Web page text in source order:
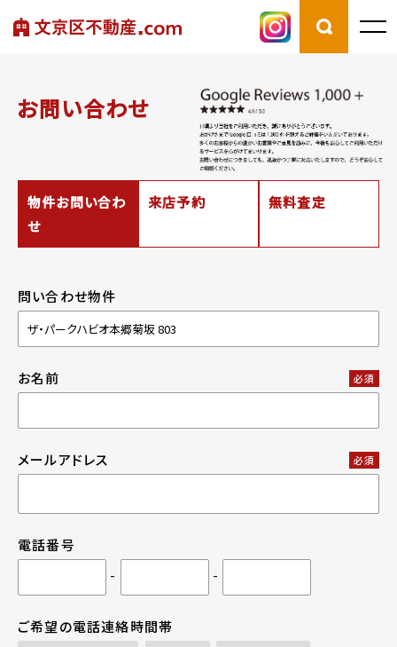
お問い合わせ
物件お問い合わ
せ
来店予約 無料査定
問い合わせ物件
お名前 必須
メールアドレス 必須
電話番号
-
-
ご希望の電話連絡時間帯